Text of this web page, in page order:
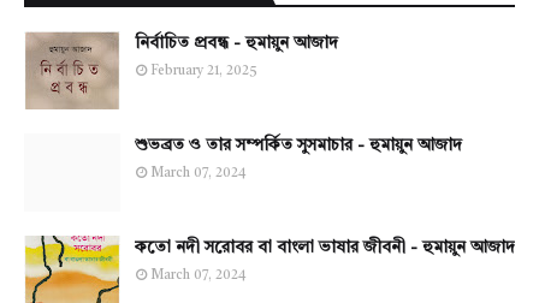
নির্বাচিত প্রবন্ধ - হুমায়ুন আজাদ
February 21, 2025
শুভব্রত ও তার সম্পর্কিত সুসমাচার - হুমায়ুন আজাদ
March 07, 2024
কতো নদী সরোবর বা বাংলা ভাষার জীবনী - হুমায়ুন আজাদ
March 07, 2024